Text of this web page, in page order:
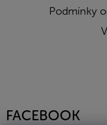
Podmínky
FACEBOOK